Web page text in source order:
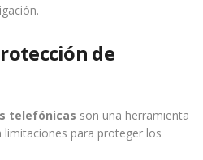
de
telefónicas son una herramienta
para proteger los